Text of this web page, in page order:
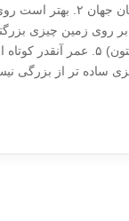
سخنانی حکیمانه از
زندگی کنی. (رودی) ۴. بر روی
بزرگتر از فکر او.